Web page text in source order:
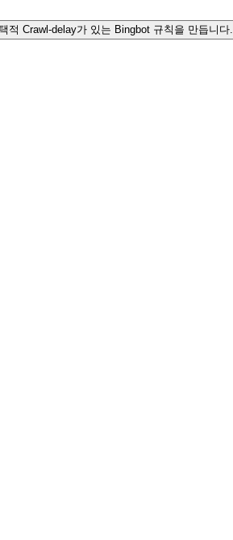
적 Crawl-delay가 있는 Bingbot 규칙을 만듭니다.